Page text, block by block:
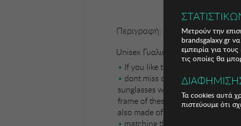
Περιγραφή:
Unisex Γυαλιά Ηλίου Kodak
If you like to wear the latest in
dont miss out on the Kodak
sunglasses with a classic round
frame of these sunglasses is
also made of nylon
matching the frame material.
Μετρούν την
brandsgalaxy.gr
εμπειρία για
τις οποίες θα
Τα cookies αυτά
πιστεύουμε ότι